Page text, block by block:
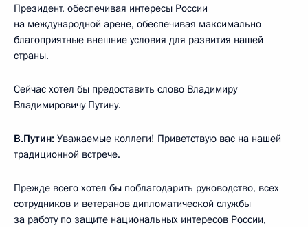
Президент, обеспечивая интересы России
на международной арене, обеспечивая максимально
благоприятные внешние условия для развития нашей
страны.
Сейчас хотел бы предоставить слово Владимиру
Владимировичу Путину.
В.Путин: Уважаемые коллеги! Приветствую вас на нашей
традиционной встрече.
Прежде всего хотел бы поблагодарить руководство, всех
сотрудников и ветеранов дипломатической службы
за работу по защите национальных интересов России,